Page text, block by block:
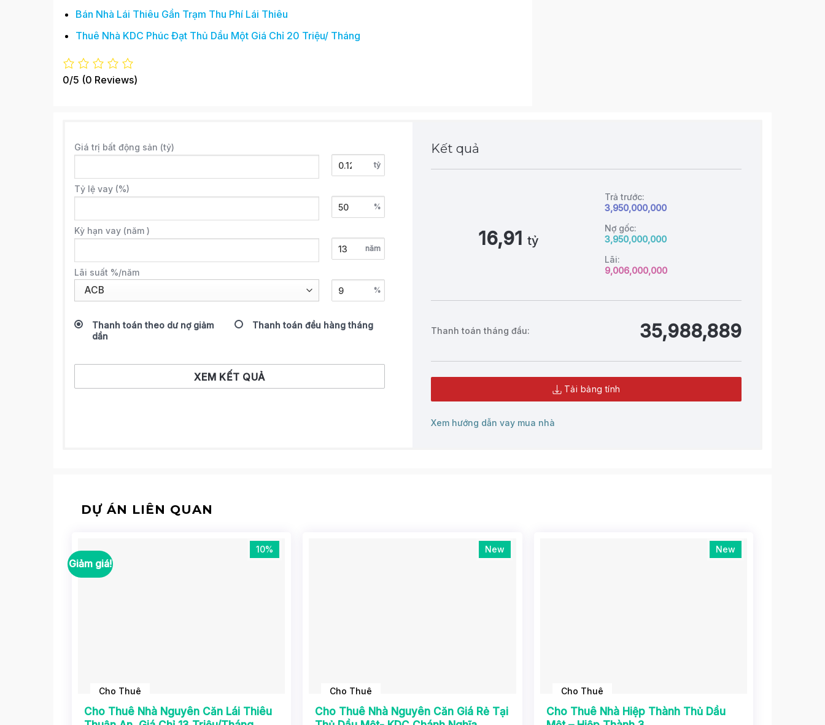
Bán Nhà Lái Thiêu Gần Trạm Thu Phí Lái Thiêu
Thuê Nhà KDC Phúc Đạt Thủ Dầu Một Giá Chỉ 20 Triệu/ Tháng
0/5 (0 Reviews)
Giá trị bất động sản (tỷ)
tỷ
Tỷ lệ vay (%)
%
Kỳ hạn vay (năm )
năm
Lãi suất %/năm
%
Thanh toán theo dư nợ giảm
dần
Thanh toán đều hàng tháng
XEM KẾT QUẢ
Kết quả
16,91 tỷ
Trả trước:
3,950,000,000
Nợ gốc:
3,950,000,000
Lãi:
9,006,000,000
Thanh toán tháng đầu: 35,988,889
Tải bảng tính
Xem hướng dẫn vay mua nhà
DỰ ÁN LIÊN QUAN
Giảm giá!
Cho Thuê
10%
Cho Thuê Nhà Nguyên Căn Lái Thiêu
Cho Thuê
New
Cho Thuê Nhà Nguyên Căn Giá Rẻ Tại
Cho Thuê
New
Cho Thuê Nhà Hiệp Thành Thủ Dầu